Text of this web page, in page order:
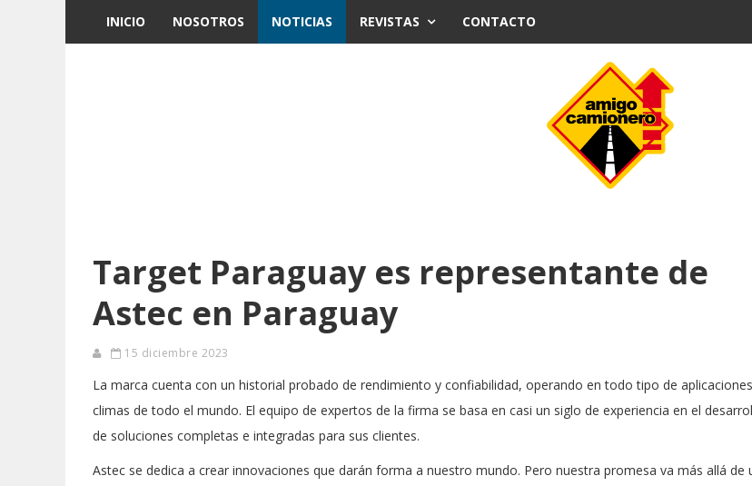
INICIO NOSOTROS NOTICIAS REVISTAS CONTACTO
Target Paraguay es representante de
Astec en Paraguay
15 diciembre 2023
La marca cuenta con un historial probado de rendimiento y confiabilidad, operando en todo tipo de
climas de todo el mundo. El equipo de expertos de la firma se basa en casi un siglo de experiencia en el
de soluciones completas e integradas para sus clientes.
Astec se dedica a crear innovaciones que darán forma a nuestro mundo. Pero nuestra promesa va más allá de